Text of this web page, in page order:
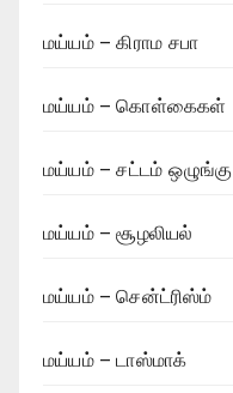
மய்யம் – கிராம சபா
மய்யம் – கொள்கைகள்
மய்யம் – சட்டம் ஒழுங்கு
மய்யம் – சூழலியல்
மய்யம் – சென்ட்ரிஸ்ம்
மய்யம் – டாஸ்மாக்